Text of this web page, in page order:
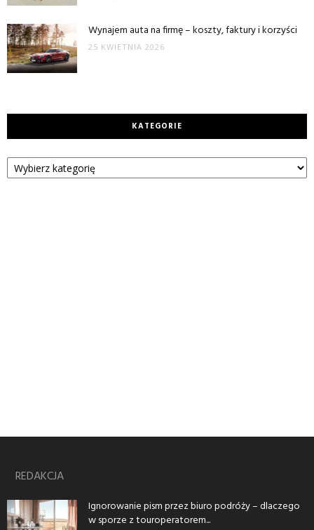
Wynajem auta na firmę – koszty, faktury i korzyści
25 KWIETNIA 2026
KATEGORIE
Kategorie
REDAKCJA
Ignorowanie pism przez biuro podróży – dlaczego
w sporze z touroperatorem...